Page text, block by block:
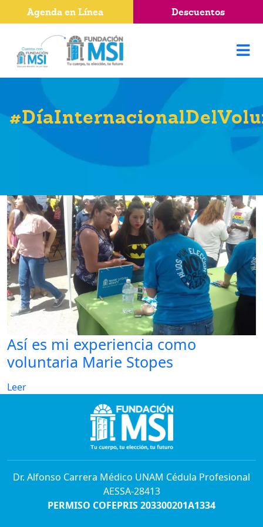
Así es mi experiencia como
voluntaria Marie Stopes
Leer
Dr. Alfonso Carrera Médico UNAM Cédula Profesional
AESSA-28413
PERMISO COFEPRIS 203300201A1334
Agenda en Línea Descuentos